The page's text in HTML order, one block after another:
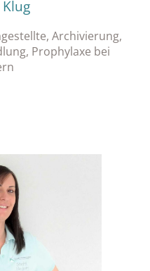
Archivierung,
Prophylaxe bei